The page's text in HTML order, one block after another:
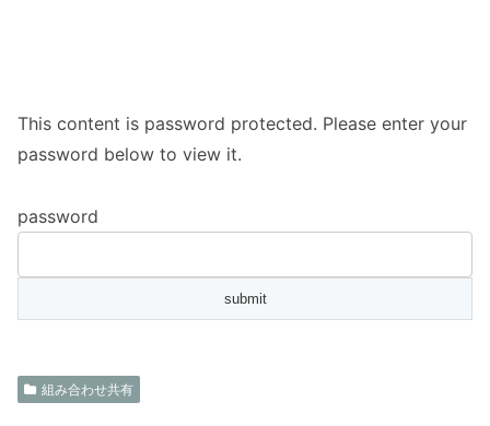
This content is password protected. Please enter your
password below to view it.
password
組み合わせ共有